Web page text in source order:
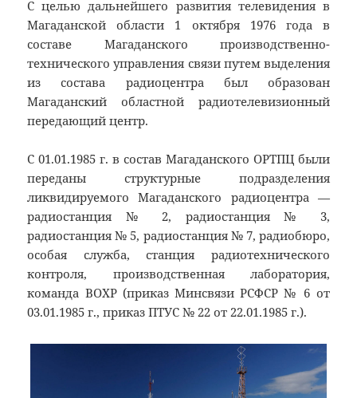
С целью дальнейшего развития телевидения в
Магаданской области 1 октября 1976 года в
составе Магаданского производственно-
технического управления связи путем выделения
из состава радиоцентра был образован
Магаданский областной радиотелевизионный
передающий центр.
С 01.01.1985 г. в состав Магаданского ОРТПЦ были
переданы структурные подразделения
ликвидируемого Магаданского радиоцентра —
радиостанция № 2, радиостанция № 3,
радиостанция № 5, радиостанция № 7, радиобюро,
особая служба, станция радиотехнического
контроля, производственная лаборатория,
команда ВОХР (приказ Минсвязи РСФСР № 6 от
03.01.1985 г., приказ ПТУС № 22 от 22.01.1985 г.).